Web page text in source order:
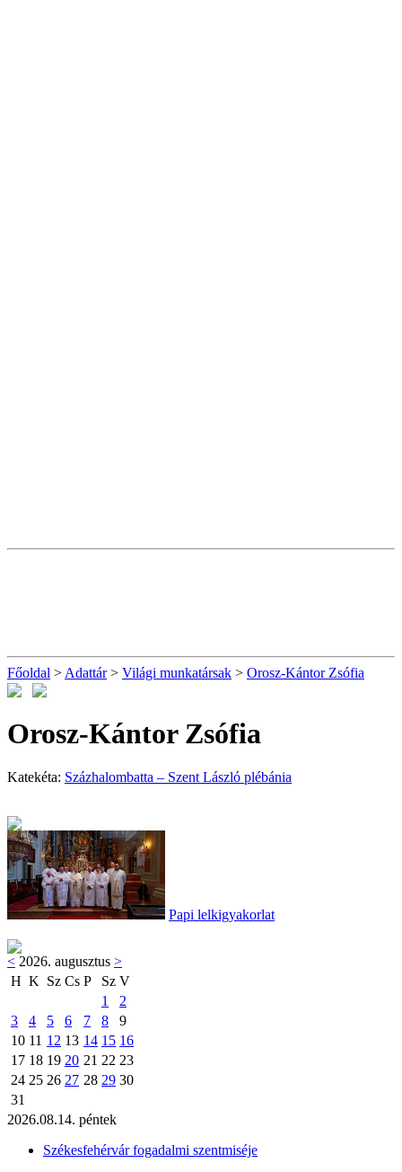
Főoldal > Adattár> Világi munkatársak > Orosz-Kántor Zsófia
Orosz-Kántor Zsófia
Katekéta: Százhalombatta – Szent László plébánia
Papi lelkigyakorlat
< 2026. augusztus >
H K Sz Cs P Sz V
1
2
3
4 5 6 7 8
9
10 11 12 13 14 15 16
17 18 19 20 21 22 23
24 25 26 27 28 29 30
31
2026.08.14. péntek
Székesfehérvár fogadalmi szentmiséje